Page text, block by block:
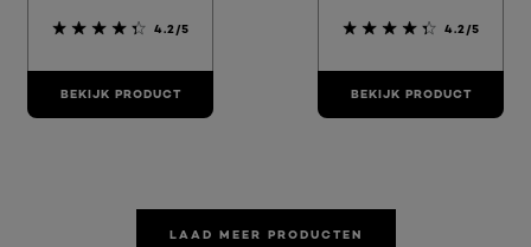
4.2/5
BEKIJK PRODUCT
4.2/5
BEKIJK PRODUCT
LAAD MEER PRODUCTEN